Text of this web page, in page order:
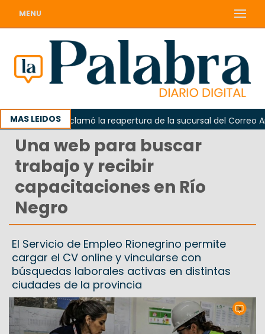
MENU
MAS LEIDOS
Odarda reclamó la reapertura de la sucursal del Correo
Una web para buscar
trabajo y recibir
capacitaciones en Río
Negro
El Servicio de Empleo Rionegrino permite
cargar el CV online y vincularse con
búsquedas laborales activas en distintas
ciudades de la provincia